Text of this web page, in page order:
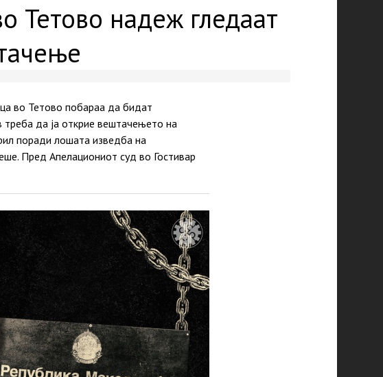
Тетово надеж гледаат
во Тетово побараа да бидат
да ја открие вештачењето на
поради лошата изведба на
Пред Апелациониот суд во Гостивар